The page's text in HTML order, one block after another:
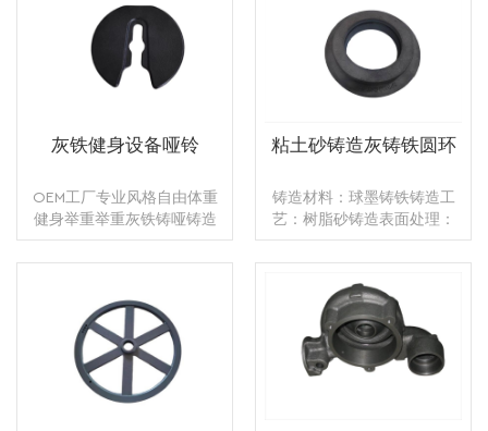
灰铁健身设备哑铃
OEM工厂专业风格自由体重
健身举重举重灰铁铸哑铸造
金属：灰色铸铁，GG15，
GG20，GG25铸造制造：砂
重量：1-16公斤可用表面处
理：喷漆、阳极氧化、钝
化、电镀、镀锌、热镀锌、
抛光、电抛光、镀镍、发
黑、Geomet、Zintek
阅读更多
粘土砂铸造灰铸铁圆环
铸造材料：球墨铸铁铸造工
艺：树脂砂铸造表面处理：
喷丸型号：OEM产地：中国
漳州运输方式：海运、陆
运、空运供应能力：每月
5000件包装：木箱，纸箱，
气泡包装
阅读更多